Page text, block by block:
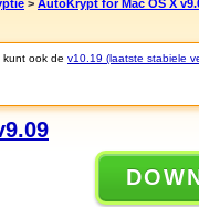
> AutoKrypt for Mac OS X
kunt ook de v10.19 (laatste stabiele